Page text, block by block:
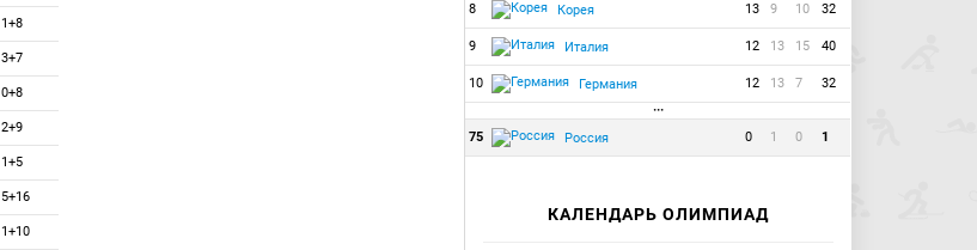
1+8
3+7
0+8
2+9
1+5
5+16
1+10
8 Корея 13 9 10 32
9 Италия 12 13 15 40
10 Германия 12 13 7
32
···
75
Россия 0 1 0 1
КАЛЕНДАРЬ ОЛИМПИАД